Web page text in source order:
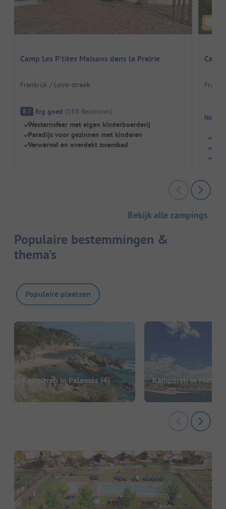
Camp Les P'tites Maisons dans la Prairie
Frankrijk / Loire-streek
8.7 Erg goed (188 Recensies)
Westernsfeer met eigen kinderboerderij
Paradijs voor gezinnen met kinderen
Verwarmd en overdekt zwembad
Nog
Bekijk alle campings
Populaire bestemmingen &
thema’s
Populaire plaatsen
Kamperen in Palamós (4) Kamperen in Mataró